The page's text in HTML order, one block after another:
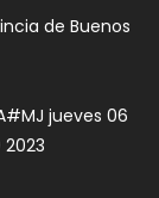
de Buenos
jueves 06